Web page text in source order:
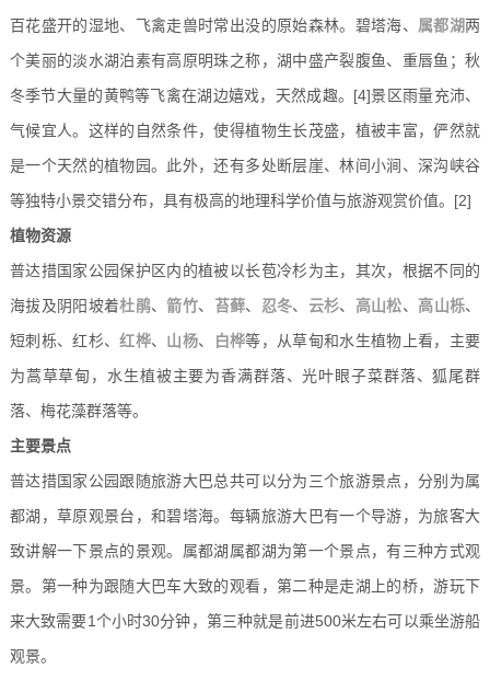
百花盛开的湿地、飞禽走兽时常出没的原始森林。碧塔海、 属都湖两
个美丽的淡水湖泊素有高原明珠之称，湖中盛产裂腹鱼、重唇鱼；秋
冬季节大量的黄鸭等飞禽在湖边嬉戏，天然成趣。 [4]景区雨量充沛、
气候宜人。这样的自然条件，使得植物生长茂盛，植被丰富，俨然就
是一个天然的植物园。此外，还有多处断层崖、林间小涧、深沟峡谷
等独特小景交错分布，具有极高的地理科学价值与旅游观赏价值。 [2]
植物资源
普达措国家公园保护区内的植被以长苞冷杉为主，其次，根据不同的
海拔及阴阳坡着杜鹃、箭竹、 苔藓、 忍冬、 云杉、 高山松、 高山栎、
短刺栎、红杉、红桦、 山杨、 白桦等，从草甸和水生植物上看，主要
为蒿草草甸，水生植被主要为香满群落、光叶眼子菜群落、狐尾群
落、梅花藻群落等。
主要景点
普达措国家公园跟随旅游大巴总共可以分为三个旅游景点，分别为属
都湖，草原观景台，和碧塔海。每辆旅游大巴有一个导游，为旅客大
致讲解一下景点的景观。 属都湖 属都湖为第一个景点，有三种方式观
景。第一种为跟随大巴车大致的观看，第二种是走湖上的桥，游玩下
来大致需要1个小时30分钟，第三种就是前进500米左右可以乘坐游船
观景。